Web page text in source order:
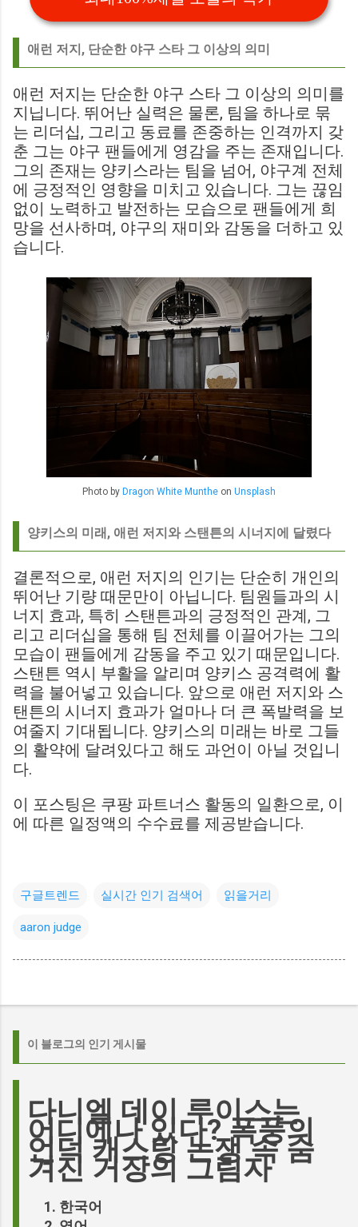
애런 저지, 단순한 야구 스타 그 이상의 의미
애런 저지는 단순한 야구 스타 그 이상의 의미를
지닙니다. 뛰어난 실력은 물론, 팀을 하나로 묶
는 리더십, 그리고 동료를 존중하는 인격까지 갖
춘 그는 야구 팬들에게 영감을 주는 존재입니다.
그의 존재는 양키스라는 팀을 넘어, 야구계 전체
에 긍정적인 영향을 미치고 있습니다. 그는 끊임
없이 노력하고 발전하는 모습으로 팬들에게 희
망을 선사하며, 야구의 재미와 감동을 더하고 있
습니다.
Photo by Dragon White Munthe on Unsplash
양키스의 미래, 애런 저지와 스탠튼의 시너지에 달렸다
결론적으로, 애런 저지의 인기는 단순히 개인의
뛰어난 기량 때문만이 아닙니다. 팀원들과의 시
너지 효과, 특히 스탠튼과의 긍정적인 관계, 그
리고 리더십을 통해 팀 전체를 이끌어가는 그의
모습이 팬들에게 감동을 주고 있기 때문입니다.
스탠튼 역시 부활을 알리며 양키스 공격력에 활
력을 불어넣고 있습니다. 앞으로 애런 저지와 스
탠튼의 시너지 효과가 얼마나 더 큰 폭발력을 보
여줄지 기대됩니다. 양키스의 미래는 바로 그들
의 활약에 달려있다고 해도 과언이 아닐 것입니
다.
이 포스팅은 쿠팡 파트너스 활동의 일환으로, 이
에 따른 일정액의 수수료를 제공받습니다.
구글트렌드 실시간 인기 검색어 읽을거리
aaron judge
이 블로그의 인기 게시물
다니엘 데이 루이스는
어디에나 있다? 폭풍의
언덕 캐스팅 논쟁 속 숨
겨진 거장의 그림자
한국어